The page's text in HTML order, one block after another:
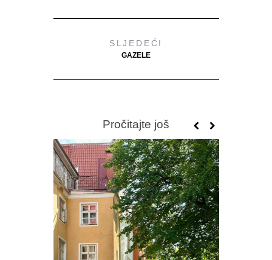
SLJEDEĆI
GAZELE
Pročitajte još